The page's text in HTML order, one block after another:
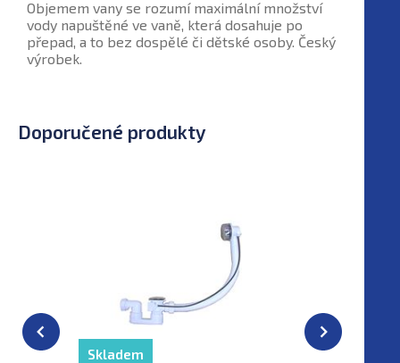
Objemem vany se rozumí maximální množství
vody napuštěné ve vaně, která dosahuje po
přepad, a to bez dospělé či dětské osoby. Český
výrobek.
Doporučené produkty
Skladem